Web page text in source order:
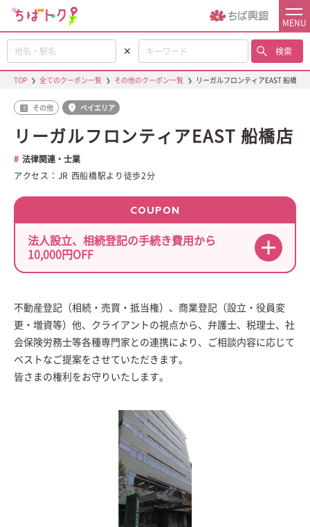
MENU
✕ 検索
TOP ❯ 全てのクーポン一覧 ❯ その他のクーポン一覧 ❯ リーガルフロンティアEAST 船橋店
その他 ベイエリア
リーガルフロンティアEAST 船橋店
法律関連・士業
アクセス：JR 西船橋駅より徒歩2分
COUPON
法人設立、相続登記の手続き費用から
10,000円OFF
不動産登記（相続・売買・抵当権）、商業登記（設立・役員変
更・増資等）他、クライアントの視点から、弁護士、税理士、社
会保険労務士等各種専門家との連携により、ご相談内容に応じて
ベストなご提案をさせていただきます。
皆さまの権利をお守りいたします。